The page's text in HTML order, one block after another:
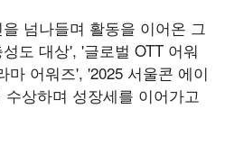
넘나들며 활동을 이어온 그
도 대상', '글로벌 OTT 어워
마 어워즈', '2025 서울콘 에이
상하며 성장세를 이어가고